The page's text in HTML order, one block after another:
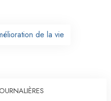
de la vie